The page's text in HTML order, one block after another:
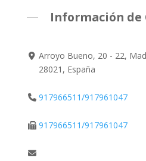
Información de
Arroyo Bueno, 20 - 22,
28021, España
917966511/917961047
917966511/917961047